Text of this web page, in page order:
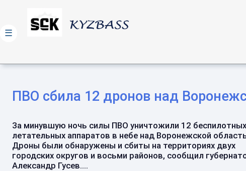
ПВО сбила 12 дронов над
За минувшую ночь силы ПВО уничтожили 12 беспилотных
летательных аппаратов в небе над Воронежской
Дроны были обнаружены и сбиты на территориях двух
городских округов и восьми районов, сообщил
Александр Гусев....
☰